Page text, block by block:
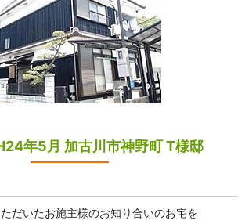
年5月 加古川市神野町 T様邸
だいたお施主様のお知り合いのお宅を